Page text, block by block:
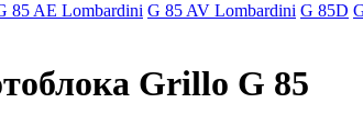
85 AE Lombardini G 85 AV Lombardini G 85D
Grillo G 85